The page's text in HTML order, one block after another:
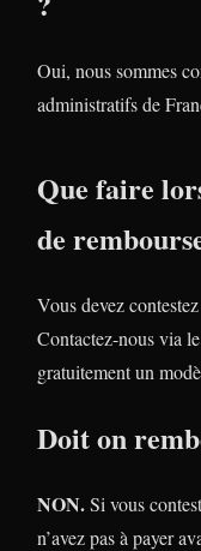
Oui, nous sommes
administratifs de
Que faire
de
Vous devez
Contactez-nous via
gratuitement un
Doit on
NON.Si vous
n’avez pas à payer